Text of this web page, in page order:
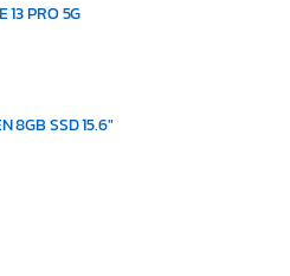
13 PRO 5G
8GB SSD 15.6"